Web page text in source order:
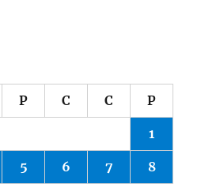
P C C P
1
5 6 7 8